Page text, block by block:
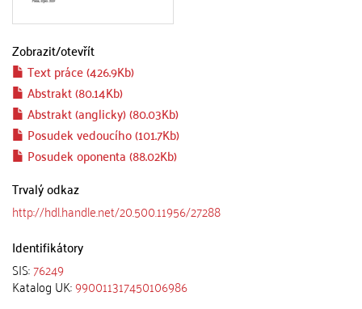
Zobrazit/otevřít
Text práce (426.9Kb)
Abstrakt (80.14Kb)
Abstrakt (anglicky) (80.03Kb)
Posudek vedoucího (101.7Kb)
Posudek oponenta (88.02Kb)
Trvalý odkaz
http://hdl.handle.net/20.500.11956/27288
Identifikátory
SIS:76249
Katalog UK:990011317450106986